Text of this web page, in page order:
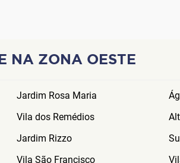
NA ZONA OESTE
Jardim Rosa Maria
Vila dos Remédios
Jardim Rizzo
Vila São Francisco